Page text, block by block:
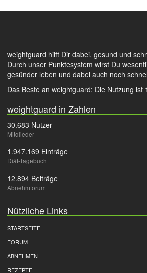
weightguard hilft Dir dabei, gesund und
Durch unser Punktesystem wirst Du
gesünder leben und dabei auch noch
Das Beste an weightguard: Die Nutzung ist
weightguard in Zahlen
30.683 Nutzer
Mitglieder
1.947.169 Einträge
Diät-Tagebuch
12.894 Beiträge
Abnehmforum
Nützliche Links
STARTSEITE
FORUM
ABNEHMEN
REZEPTE